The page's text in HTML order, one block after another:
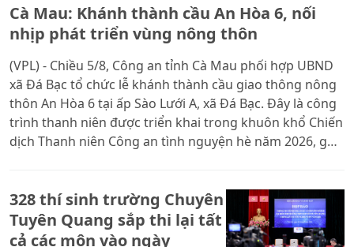
Cà Mau: Khánh thành cầu An Hòa 6, nối
nhịp phát triển vùng nông thôn
(VPL) - Chiều 5/8, Công an tỉnh Cà Mau phối hợp UBND
xã Đá Bạc tổ chức lễ khánh thành cầu giao thông nông
thôn An Hòa 6 tại ấp Sào Lưới A, xã Đá Bạc. Đây là công
trình thanh niên được triển khai trong khuôn khổ Chiến
dịch Thanh niên Công an tình nguyện hè năm 2026, góp
thúc đẩy phát triển kinh tế - xã hội địa phương.
328 thí sinh trường Chuyên
Tuyên Quang sắp thi lại tất
cả các môn vào ngày